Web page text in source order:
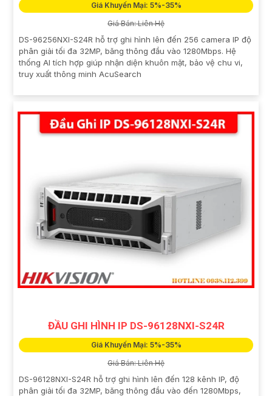
Giá Khuyến Mại: 5%-35%
Giá Bán: Liên Hệ
DS-96256NXI-S24R hỗ trợ ghi hình lên đến 256 camera IP độ
phân giải tối đa 32MP, băng thông đầu vào 1280Mbps. Hệ
thống AI tích hợp giúp nhận diện khuôn mặt, bảo vệ chu vi,
truy xuất thông minh AcuSearch
ĐẦU GHI HÌNH IP DS-96128NXI-S24R
Giá Khuyến Mại: 5%-35%
Giá Bán: Liên Hệ
DS-96128NXI-S24R hỗ trợ ghi hình lên đến 128 kênh IP, độ
phân giải tối đa 32MP, băng thông đầu vào đến 1280Mbps,